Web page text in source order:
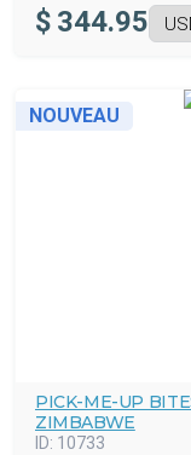
$ 344.95
NOUVEAU
PICK-ME-UP
ZIMBABWE
ID: 10733